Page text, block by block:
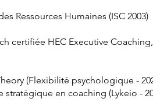
Ressources Humaines (ISC 2003)
certifiée HEC Executive
(Flexibilité psychologique -
stratégique en coaching (Lykeio -